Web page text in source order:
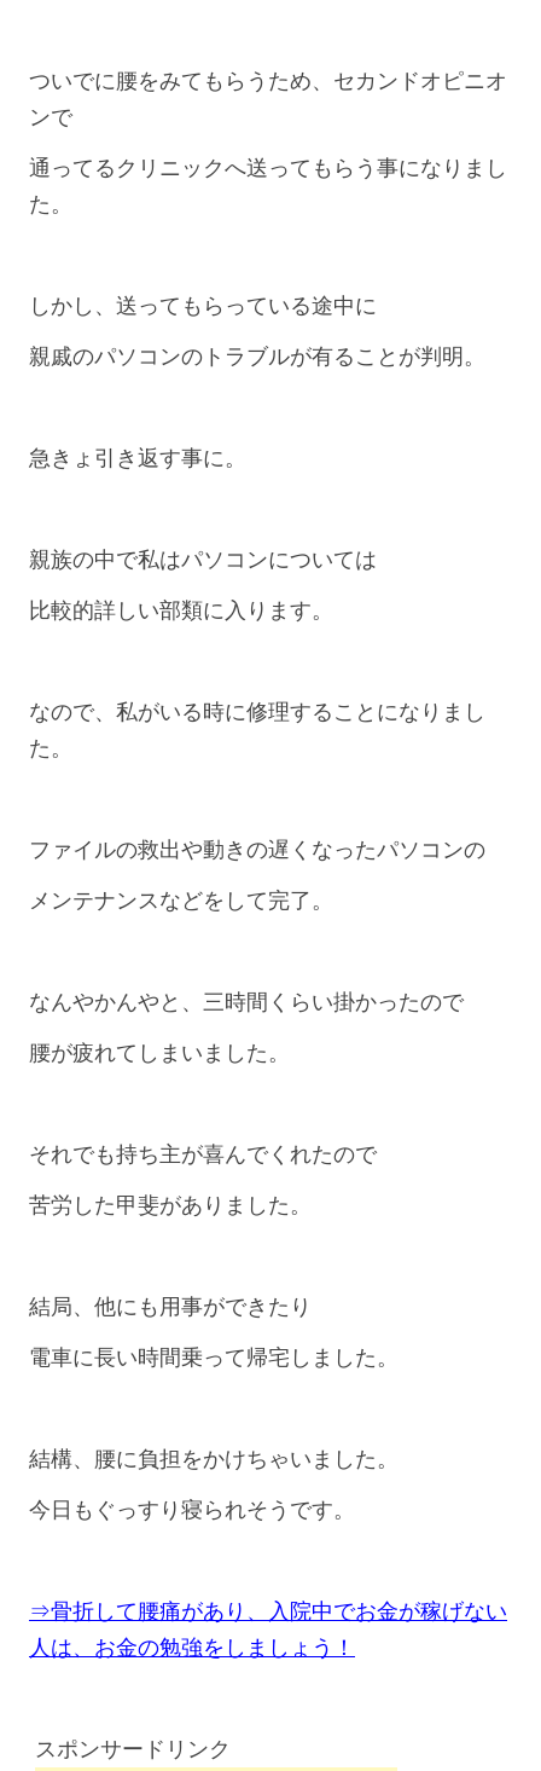
ついでに腰をみてもらうため、セカンドオピニオ
ンで
通ってるクリニックへ送ってもらう事になりまし
た。
しかし、送ってもらっている途中に
親戚のパソコンのトラブルが有ることが判明。
急きょ引き返す事に。
親族の中で私はパソコンについては
比較的詳しい部類に入ります。
なので、私がいる時に修理することになりまし
た。
ファイルの救出や動きの遅くなったパソコンの
メンテナンスなどをして完了。
なんやかんやと、三時間くらい掛かったので
腰が疲れてしまいました。
それでも持ち主が喜んでくれたので
苦労した甲斐がありました。
結局、他にも用事ができたり
電車に長い時間乗って帰宅しました。
結構、腰に負担をかけちゃいました。
今日もぐっすり寝られそうです。
⇒骨折して腰痛があり、入院中でお金が稼げない
人は、お金の勉強をしましょう！
スポンサードリンク